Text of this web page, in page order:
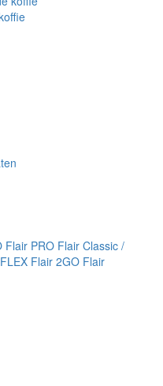
Flair PRO Flair Classic /
Flair 2GO Flair